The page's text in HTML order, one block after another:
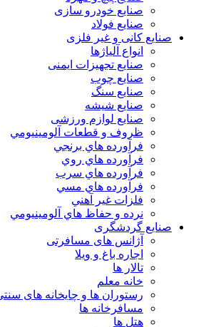
صنایع خودرو سازی
صنایع فولاد
صنایع کانی و غیر فلزی
انواع آلياژها
صنایع تجهیزات ایمنی
صنایع چوب
صنایع سنگ
صنایع شیشه
صنایع لوازم ورزشی
ظروف و قطعات آلومينيومي
فرآورده هاي برنجي
فرآورده هاي روي
فرآورده هاي سرب
فرآورده هاي مسي
فلزات غير آهني
نرده و حفاظ هاي آلومينيومي
صنایع گردشگری
آژانس های مسافرتی
اجاره باغ و ویلا
تالار ها
خانه معلم
رستوران ها و چایخانه های سنتی
مسافرخانه ها
هتل ها